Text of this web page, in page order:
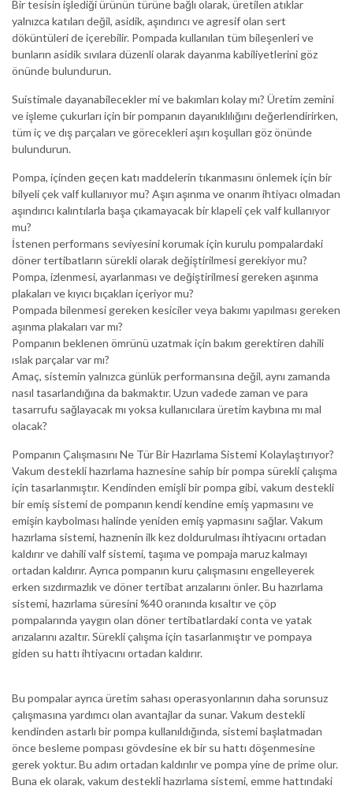
Bir tesisin işlediği ürünün türüne bağlı olarak, üretilen atıklar
yalnızca katıları değil, asidik, aşındırıcı ve agresif olan sert
döküntüleri de içerebilir. Pompada kullanılan tüm bileşenleri ve
bunların asidik sıvılara düzenli olarak dayanma kabiliyetlerini göz
önünde bulundurun.
Suistimale dayanabilecekler mi ve bakımları kolay mı? Üretim zemini
ve işleme çukurları için bir pompanın dayanıklılığını değerlendirirken,
tüm iç ve dış parçaları ve görecekleri aşırı koşulları göz önünde
bulundurun.
Pompa, içinden geçen katı maddelerin tıkanmasını önlemek için bir
bilyeli çek valf kullanıyor mu? Aşırı aşınma ve onarım ihtiyacı olmadan
aşındırıcı kalıntılarla başa çıkamayacak bir klapeli çek valf kullanıyor
mu?
İstenen performans seviyesini korumak için kurulu pompalardaki
döner tertibatların sürekli olarak değiştirilmesi gerekiyor mu?
Pompa, izlenmesi, ayarlanması ve değiştirilmesi gereken aşınma
plakaları ve kıyıcı bıçakları içeriyor mu?
Pompada bilenmesi gereken kesiciler veya bakımı yapılması gereken
aşınma plakaları var mı?
Pompanın beklenen ömrünü uzatmak için bakım gerektiren dahili
ıslak parçalar var mı?
Amaç, sistemin yalnızca günlük performansına değil, aynı zamanda
nasıl tasarlandığına da bakmaktır. Uzun vadede zaman ve para
tasarrufu sağlayacak mı yoksa kullanıcılara üretim kaybına mı mal
olacak?
Pompanın Çalışmasını Ne Tür Bir Hazırlama Sistemi Kolaylaştırıyor?
Vakum destekli hazırlama haznesine sahip bir pompa sürekli çalışma
için tasarlanmıştır. Kendinden emişli bir pompa gibi, vakum destekli
bir emiş sistemi de pompanın kendi kendine emiş yapmasını ve
emişin kaybolması halinde yeniden emiş yapmasını sağlar. Vakum
hazırlama sistemi, haznenin ilk kez doldurulması ihtiyacını ortadan
kaldırır ve dahili valf sistemi, taşıma ve pompaja maruz kalmayı
ortadan kaldırır. Ayrıca pompanın kuru çalışmasını engelleyerek
erken sızdırmazlık ve döner tertibat arızalarını önler. Bu hazırlama
sistemi, hazırlama süresini %40 oranında kısaltır ve çöp
pompalarında yaygın olan döner tertibatlardaki conta ve yatak
arızalarını azaltır. Sürekli çalışma için tasarlanmıştır ve pompaya
giden su hattı ihtiyacını ortadan kaldırır.
Bu pompalar ayrıca üretim sahası operasyonlarının daha sorunsuz
çalışmasına yardımcı olan avantajlar da sunar. Vakum destekli
kendinden astarlı bir pompa kullanıldığında, sistemi başlatmadan
önce besleme pompası gövdesine ek bir su hattı döşenmesine
gerek yoktur. Bu adım ortadan kaldırılır ve pompa yine de prime olur.
Buna ek olarak, vakum destekli hazırlama sistemi, emme hattındaki